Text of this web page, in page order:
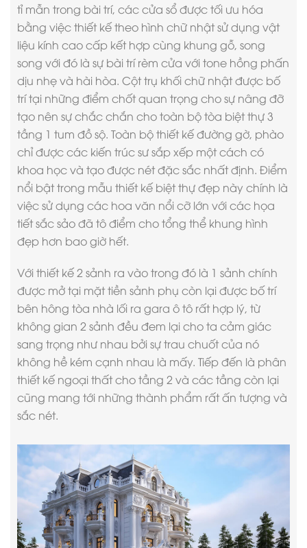
tỉ mẫn trong bài trí, các cửa sổ được tối ưu hóa
bằng việc thiết kế theo hình chữ nhật sử dụng vật
liệu kính cao cấp kết hợp cùng khung gỗ, song
song với đó là sự bài trí rèm cửa với tone hồng phấn
dịu nhẹ và hài hòa. Cột trụ khối chữ nhật được bố
trí tại những điểm chốt quan trọng cho sự nâng đỡ
tạo nên sự chắc chắn cho toàn bộ tòa biệt thự 3
tầng 1 tum đồ sộ. Toàn bộ thiết kế đường gờ, phào
chỉ được các kiến trúc sư sắp xếp một cách có
khoa học và tạo được nét đặc sắc nhất định. Điểm
nổi bật trong mẫu thiết kế biệt thự đẹp này chính là
việc sử dụng các hoa văn nổi cỡ lớn với các họa
tiết sắc sảo đã tô điểm cho tổng thể khung hình
đẹp hơn bao giờ hết.
Với thiết kế 2 sảnh ra vào trong đó là 1 sảnh chính
được mở tại mặt tiền sảnh phụ còn lại được bố trí
bên hông tòa nhà lối ra gara ô tô rất hợp lý, từ
không gian 2 sảnh đều đem lại cho ta cảm giác
sang trọng như nhau bởi sự trau chuốt của nó
không hề kém cạnh nhau là mấy. Tiếp đến là phân
thiết kế ngoại thất cho tầng 2 và các tầng còn lại
cũng mang tới những thành phẩm rất ấn tượng và
sắc nét.